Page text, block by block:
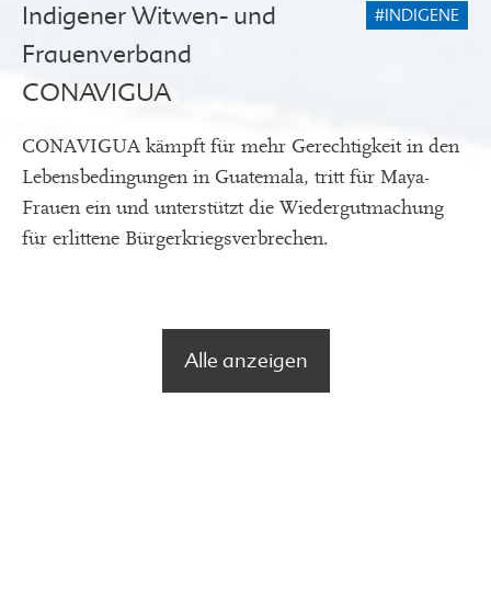
#INDIGENE
Indigener Witwen- und
Frauenverband
CONAVIGUA
CONAVIGUA kämpft für mehr Gerechtigkeit in den
Lebensbedingungen in Guatemala, tritt für Maya-
Frauen ein und unterstützt die Wiedergutmachung
für erlittene Bürgerkriegsverbrechen.
Alle anzeigen